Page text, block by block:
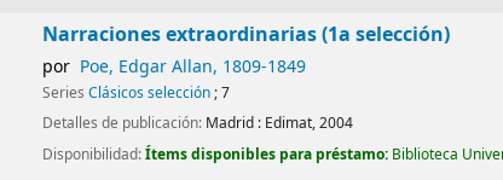
Narraciones extraordinarias (1a selección)
por Poe, Edgar Allan, 1809-1849
SeriesClásicos selección; 7
Detalles de publicación: Madrid : Edimat,2004
Disponibilidad:Ítems disponibles para préstamo: Biblioteca